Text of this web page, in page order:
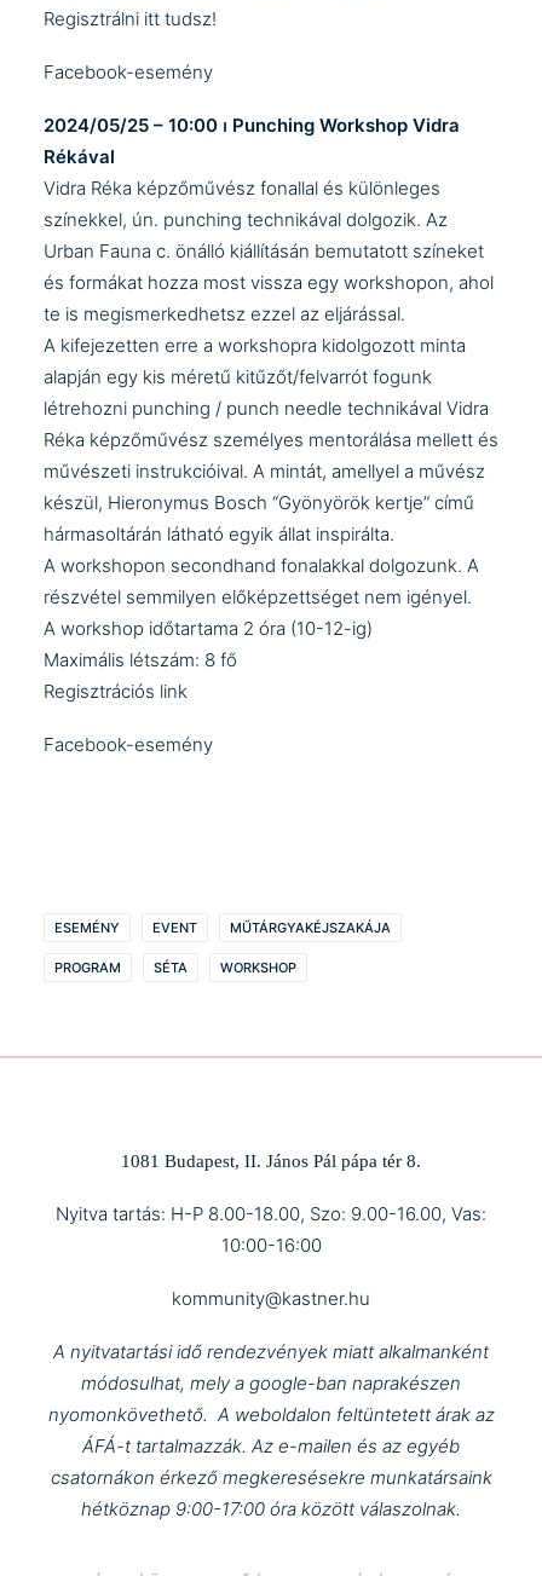
Regisztrálni itt tudsz!
Facebook-esemény
2024/05/25 – 10:00 ⏐ Punching Workshop Vidra
Rékával
Vidra Réka képzőművész fonallal és különleges
színekkel, ún. punching technikával dolgozik. Az
Urban Fauna c. önálló kiállításán bemutatott színeket
és formákat hozza most vissza egy workshopon, ahol
te is megismerkedhetsz ezzel az eljárással.
A kifejezetten erre a workshopra kidolgozott minta
alapján egy kis méretű kitűzőt/felvarrót fogunk
létrehozni punching / punch needle technikával Vidra
Réka képzőművész személyes mentorálása mellett és
művészeti instrukcióival. A mintát, amellyel a művész
készül, Hieronymus Bosch “Gyönyörök kertje” című
hármasoltárán látható egyik állat inspirálta.
A workshopon secondhand fonalakkal dolgozunk. A
részvétel semmilyen előképzettséget nem igényel.
A workshop időtartama 2 óra (10-12-ig)
Maximális létszám: 8 fő
Regisztrációs link
Facebook-esemény
ESEMÉNY EVENT MŰTÁRGYAKÉJSZAKÁJA
PROGRAM SÉTA WORKSHOP
1081 Budapest, II. János Pál pápa tér 8.
Nyitva tartás: H-P 8.00-18.00, Szo: 9.00-16.00, Vas:
10:00-16:00
kommunity@kastner.hu
A nyitvatartási idő rendezvények miatt alkalmanként
módosulhat, mely a google-ban naprakészen
nyomonkövethető. A weboldalon feltüntetett árak az
ÁFÁ-t tartalmazzák. Az e-mailen és az egyéb
csatornákon érkező megkeresésekre munkatársaink
hétköznap 9:00-17:00 óra között válaszolnak.